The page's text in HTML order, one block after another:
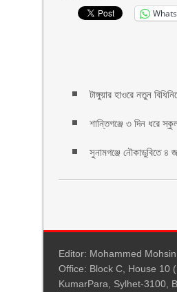
টাঙ্গুয়ার হাওরে নতুন
শান্তিগঞ্জে ৩ দিন ধরে
সুনামগঞ্জে নৌকাডুবিতে ৪
Editor: Mohammed Mohsin
Office: Block C, House 10
KumarPara, Sylhet-3100,